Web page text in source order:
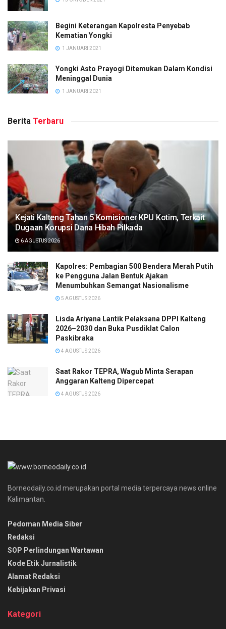
Begini Keterangan Kapolresta Penyebab
Kematian Yongki
1 JANUARI 2021
Yongki Asto Prayogi Ditemukan Dalam Kondisi
Meninggal Dunia
1 JANUARI 2021
Berita Terbaru
Kejati Kalteng Tahan 5 Komisioner KPU Kotim, Terkait
Dugaan Korupsi Dana Hibah Pilkada
6 AGUSTUS 2026
Kapolres: Pembagian 500 Bendera Merah Putih
ke Pengguna Jalan Bentuk Ajakan
Menumbuhkan Semangat Nasionalisme
5 AGUSTUS 2026
Lisda Ariyana Lantik Pelaksana DPPI Kalteng
2026–2030 dan Buka Pusdiklat Calon
Paskibraka
4 AGUSTUS 2026
Saat Rakor TEPRA, Wagub Minta Serapan
Anggaran Kalteng Dipercepat
4 AGUSTUS 2026
Borneodaily.co.id merupakan portal media terpercaya news online
Kalimantan.
Pedoman Media Siber
Redaksi
SOP Perlindungan Wartawan
Kode Etik Jurnalistik
Alamat Redaksi
Kebijakan Privasi
Kategori